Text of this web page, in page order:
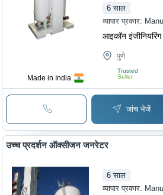
Made in India
6 साल
व्यापार प्रकार:
आइकॉन इंजीनियरिंग
पुणे
Trusted
Seller
जांच भेजें
उच्च प्रदर्शन ऑक्सीजन जनरेटर
6 साल
व्यापार प्रकार: